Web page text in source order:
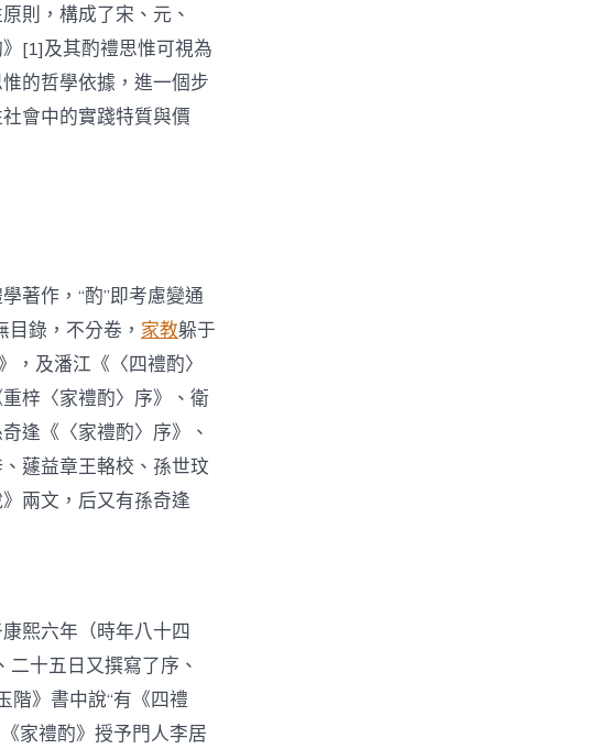
則，構成了宋、元、
[1]及其酌禮思惟可視為
的哲學依據，進一個步
會中的實踐特質與價
著作，“酌”即考慮變通
錄，不分卷， 家教躲于
，及潘江《〈四禮酌〉
梓〈家禮酌〉序》、衛
逢《〈家禮酌〉序》、
蘧益章王輅校、孫世玟
兩文，后又有孫奇逢
熙六年（時年八十四
二十五日又撰寫了序、
階》書中說“有《四禮
家禮酌》授予門人李居